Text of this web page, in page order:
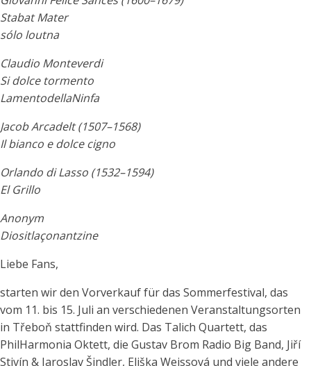
Stabat Mater
sólo loutna
Claudio Monteverdi
Si dolce tormento
LamentodellaNinfa
Jacob Arcadelt (1507–1568)
Il bianco e dolce cigno
Orlando di Lasso (1532–1594)
El Grillo
Anonym
Diositlaçonantzine
Liebe Fans,
starten wir den Vorverkauf für das Sommerfestival, das
vom 11. bis 15. Juli an verschiedenen Veranstaltungsorten
in Třeboň stattfinden wird. Das Talich Quartett, das
PhilHarmonia Oktett, die Gustav Brom Radio Big Band, Jiří
Stivín & Jaroslav Šindler, Eliška Weissová und viele andere